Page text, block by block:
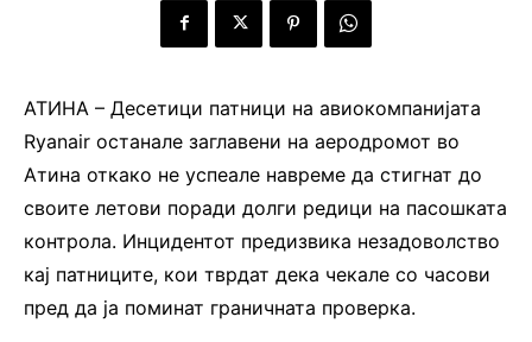
АТИНА – Десетици патници на авиокомпанијата
Ryanair останале заглавени на аеродромот во
Атина откако не успеале навреме да стигнат до
своите летови поради долги редици на пасошката
контрола. Инцидентот предизвика незадоволство
кај патниците, кои тврдат дека чекале со часови
пред да ја поминат граничната проверка.